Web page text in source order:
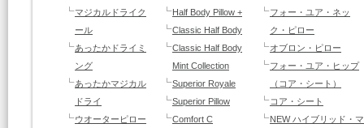
マジカルドライク
ール
あったかドライミ
ング
あったかマジカル
ドライ
ウオーターピロー
Half Body Pillow +
Classic Half Body
Classic Half Body
Mint Collection
Superior Royale
Superior Pillow
Comfort C
フォー・ユア・ネッ
ク・ピロー
オブロン・ピロー
フォー・ユア・ヒップ
（コア・シート）
コア・シート
NEW ハイブリッド・マ